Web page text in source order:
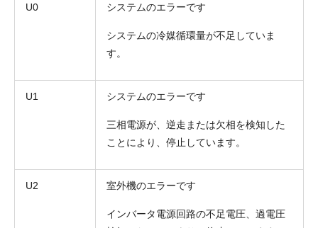
U0 システムのエラーです
システムの冷媒循環量が不足していま
す。
U1 システムのエラーです
三相電源が、逆走または欠相を検知した
ことにより、停止しています。
U2 室外機のエラーです
インバータ電源回路の不足電圧、過電圧